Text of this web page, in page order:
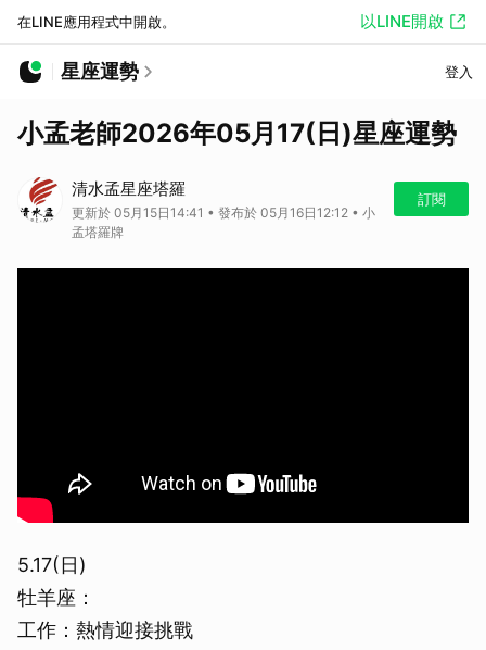
在LINE應用程式中開啟。 以LINE開啟
星座運勢 登入
小孟老師2026年05月17(日)星座運勢
清水孟星座塔羅
更新於 05月15日14:41 • 發布於 05月16日12:12 • 小
孟塔羅牌
訂閱
5.17(日)
牡羊座：
工作：熱情迎接挑戰